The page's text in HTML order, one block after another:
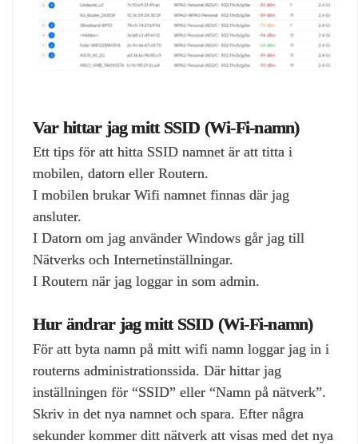
Var hittar jag mitt SSID (Wi‑Fi‑namn)
Ett tips för att hitta SSID namnet är att titta i
mobilen, datorn eller Routern.
I mobilen brukar Wifi namnet finnas där jag
ansluter.
I Datorn om jag använder Windows går jag till
Nätverks och Internetinställningar.
I Routern när jag loggar in som admin.
Hur ändrar jag mitt SSID (Wi‑Fi‑namn)
För att byta namn på mitt wifi namn loggar jag in i
routerns administrationssida. Där hittar jag
inställningen för “SSID” eller “Namn på nätverk”.
Skriv in det nya namnet och spara. Efter några
sekunder kommer ditt nätverk att visas med det nya